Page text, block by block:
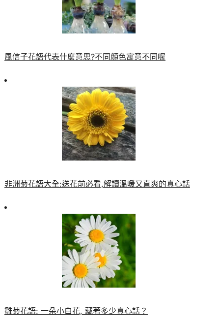
風信子花語代表什麼意思?不同顏色寓意不同喔
非洲菊花語大全:送花前必看,解讀溫暖又直爽的真心話
雛菊花語: 一朵小白花, 藏著多少真心話？